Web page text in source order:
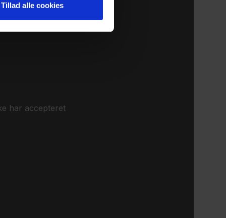
Tillad alle cookies
har accepteret